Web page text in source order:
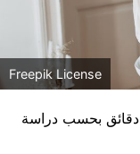
Freepik License
لا يتطلب اكتشاف الخيانة الزوجية سوى 5 دقائق بحسب دراسة